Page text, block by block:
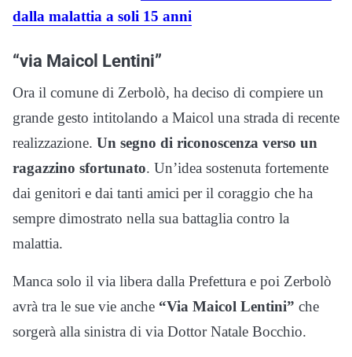
dalla malattia a soli 15 anni
“via Maicol Lentini”
Ora il comune di Zerbolò, ha deciso di compiere un
grande gesto intitolando a Maicol una strada di recente
realizzazione. Un segno di riconoscenza verso un
ragazzino sfortunato. Un’idea sostenuta fortemente
dai genitori e dai tanti amici per il coraggio che ha
sempre dimostrato nella sua battaglia contro la
malattia.
Manca solo il via libera dalla Prefettura e poi Zerbolò
avrà tra le sue vie anche “Via Maicol Lentini” che
sorgerà alla sinistra di via Dottor Natale Bocchio.